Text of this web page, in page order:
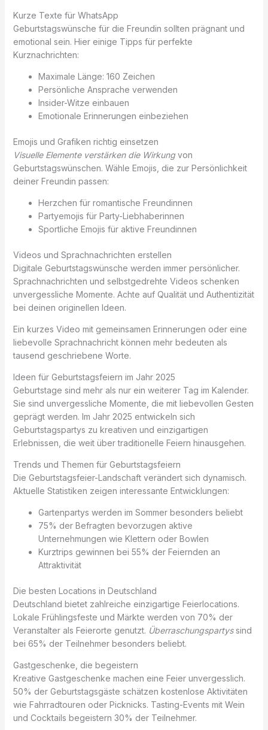
Kurze Texte für WhatsApp
Geburtstagswünsche für die Freundin sollten prägnant und
emotional sein. Hier einige Tipps für perfekte
Kurznachrichten:
Maximale Länge: 160 Zeichen
Persönliche Ansprache verwenden
Insider-Witze einbauen
Emotionale Erinnerungen einbeziehen
Emojis und Grafiken richtig einsetzen
Visuelle Elemente verstärken die Wirkungvon
Geburtstagswünschen. Wähle Emojis, die zur Persönlichkeit
deiner Freundin passen:
Herzchen für romantische Freundinnen
Partyemojis für Party-Liebhaberinnen
Sportliche Emojis für aktive Freundinnen
Videos und Sprachnachrichten erstellen
Digitale Geburtstagswünsche werden immer persönlicher.
Sprachnachrichten und selbstgedrehte Videos schenken
unvergessliche Momente. Achte auf Qualität und Authentizität
bei deinen originellen Ideen.
Ein kurzes Video mit gemeinsamen Erinnerungen oder eine
liebevolle Sprachnachricht können mehr bedeuten als
tausend geschriebene Worte.
Ideen für Geburtstagsfeiern im Jahr 2025
Geburtstage sind mehr als nur ein weiterer Tag im Kalender.
Sie sind unvergessliche Momente, die mit liebevollen Gesten
geprägt werden. Im Jahr 2025 entwickeln sich
Geburtstagspartys zu kreativen und einzigartigen
Erlebnissen, die weit über traditionelle Feiern hinausgehen.
Trends und Themen für Geburtstagsfeiern
Die Geburtstagsfeier-Landschaft verändert sich dynamisch.
Aktuelle Statistiken zeigen interessante Entwicklungen:
Gartenpartys werden im Sommer besonders beliebt
75% der Befragten bevorzugen aktive
Unternehmungen wie Klettern oder Bowlen
Kurztrips gewinnen bei 55% der Feiernden an
Attraktivität
Die besten Locations in Deutschland
Deutschland bietet zahlreiche einzigartige Feierlocations.
Lokale Frühlingsfeste und Märkte werden von 70% der
Veranstalter als Feierorte genutzt. Überraschungspartyssind
bei 65% der Teilnehmer besonders beliebt.
Gastgeschenke, die begeistern
Kreative Gastgeschenke machen eine Feier unvergesslich.
50% der Geburtstagsgäste schätzen kostenlose Aktivitäten
wie Fahrradtouren oder Picknicks. Tasting-Events mit Wein
und Cocktails begeistern 30% der Teilnehmer.